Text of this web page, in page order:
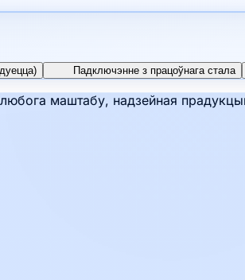
Падключэнне з працоўнага стала
маштабу, надзейная